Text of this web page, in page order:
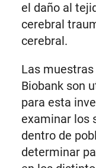
el daño al
cerebral
cerebral.
Las
Biobank son
para esta
examinar los
dentro de
determinar